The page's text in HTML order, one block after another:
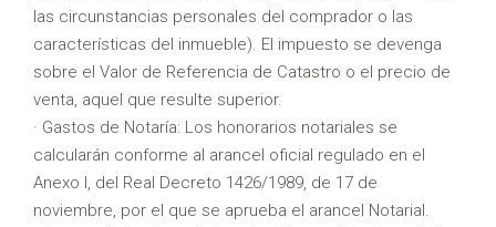
las circunstancias personales del comprador o las
características del inmueble). El impuesto se devenga
sobre el Valor de Referencia de Catastro o el precio de
venta, aquel que resulte superior.
· Gastos de Notaría: Los honorarios notariales se
calcularán conforme al arancel oficial regulado en el
Anexo I, del Real Decreto 1426/1989, de 17 de
noviembre, por el que se aprueba el arancel Notarial.